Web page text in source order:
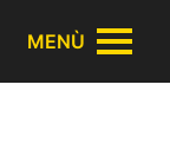
MENÙ